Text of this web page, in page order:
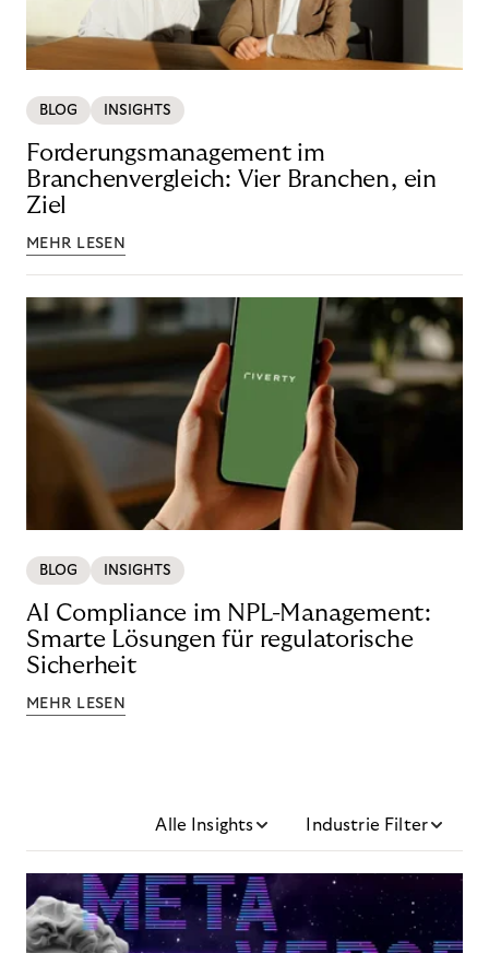
BLOG INSIGHTS
Forderungsmanagement im
Branchenvergleich: Vier Branchen, ein
Ziel
MEHR LESEN
BLOG INSIGHTS
AI Compliance im NPL-Management:
Smarte Lösungen für regulatorische
Sicherheit
MEHR LESEN
Alle Insights Industrie Filter